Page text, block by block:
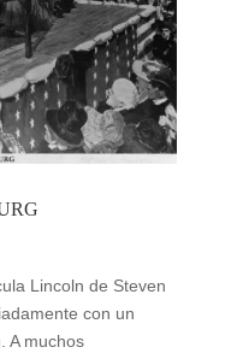
Lincoln de Steven
con un
A muchos